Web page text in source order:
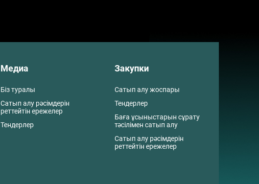
Медиа
Біз туралы
Сатып алу рәсімдерін
реттейтін ережелер
Тендерлер
Закупки
Сатып алу жоспары
Тендерлер
Баға ұсыныстарын сұрату
тәсілімен сатып алу
Сатып алу рәсімдерін
реттейтін ережелер